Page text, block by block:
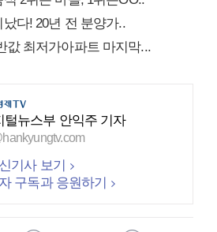
다! 20년 전 분양가..
값 최저가아파트 마지막...
털뉴스부 안익주 기자
기사 보기
구독과 응원하기